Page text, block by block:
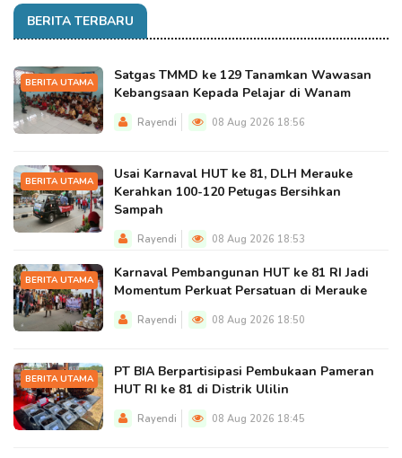
BERITA TERBARU
BERITA UTAMA
Satgas TMMD ke 129 Tanamkan Wawasan
Kebangsaan Kepada Pelajar di Wanam
Rayendi 08 Aug 2026 18:56
BERITA UTAMA
Usai Karnaval HUT ke 81, DLH Merauke
Kerahkan 100-120 Petugas Bersihkan
Sampah
Rayendi 08 Aug 2026 18:53
BERITA UTAMA
Karnaval Pembangunan HUT ke 81 RI Jadi
Momentum Perkuat Persatuan di Merauke
Rayendi 08 Aug 2026 18:50
BERITA UTAMA
PT BIA Berpartisipasi Pembukaan Pameran
HUT RI ke 81 di Distrik Ulilin
Rayendi 08 Aug 2026 18:45